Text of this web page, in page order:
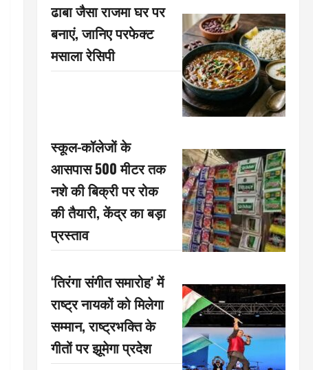
ढाबा जैसा राजमा घर पर
बनाएं, जानिए परफेक्ट
मसाला रेसिपी
स्कूल-कॉलेजों के
आसपास 500 मीटर तक
नशे की बिक्री पर रोक
की तैयारी, केंद्र का बड़ा
प्रस्ताव
‘तिरंगा संगीत समारोह’ में
राष्ट्र नायकों को मिलेगा
सम्मान, राष्ट्रभक्ति के
गीतों पर झूमेगा प्रदेश